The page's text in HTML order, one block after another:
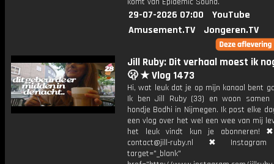
29-07-2026 07:00
YouTube
Amusement.TV
Jongeren.TV
Jill Ruby: Dit verhaal moest ik
🫢 ★ Vlog 1473
Hi, wat leuk dat je op mijn kanaal bent
Ik ben Jill Ruby (33) en woon
hondje Bodhi in Nijmegen. Ik post elke
een vlog over het wel een wee van mij
het leuk vindt kun je abonneren!
contact@jill-ruby.nl ✖
target="_blank"